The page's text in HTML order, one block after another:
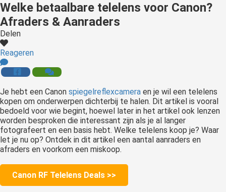
Welke betaalbare telelens voor Canon?
Afraders & Aanraders
Delen
Reageren
Je hebt een Canon spiegelreflexcamera en je wil een telelens
kopen om onderwerpen dichterbij te halen. Dit artikel is vooral
bedoeld voor wie begint, hoewel later in het artikel ook lenzen
worden besproken die interessant zijn als je al langer
fotografeert en een basis hebt. Welke telelens koop je? Waar
let je nu op? Ontdek in dit artikel een aantal aanraders en
afraders en voorkom een miskoop.
Canon RF Telelens Deals >>